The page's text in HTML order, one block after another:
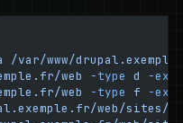
/var/www/
web -type d
-exec
web -type f -exec
web/sites/